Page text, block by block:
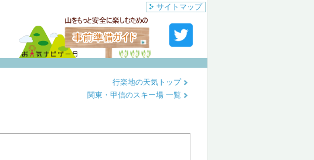
サイトマップ
行楽地の天気トップ
関東・甲信のスキー場 一覧